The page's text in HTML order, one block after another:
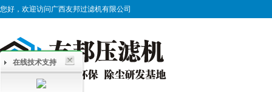
您好，欢迎访问广西友邦过滤机有限公司
在线技术支持